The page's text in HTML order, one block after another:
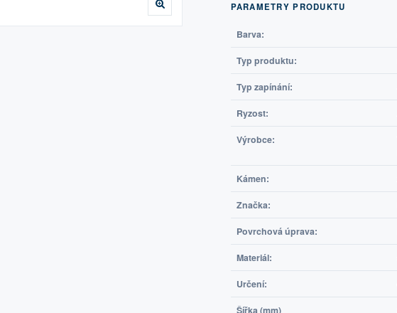
PARAMETRY PRODUKTU
Barva:
Typ produktu:
Typ zapínání:
Ryzost:
Výrobce:
Kámen:
Značka:
Povrchová úprava:
Materiál:
Určení:
Šířka (mm)